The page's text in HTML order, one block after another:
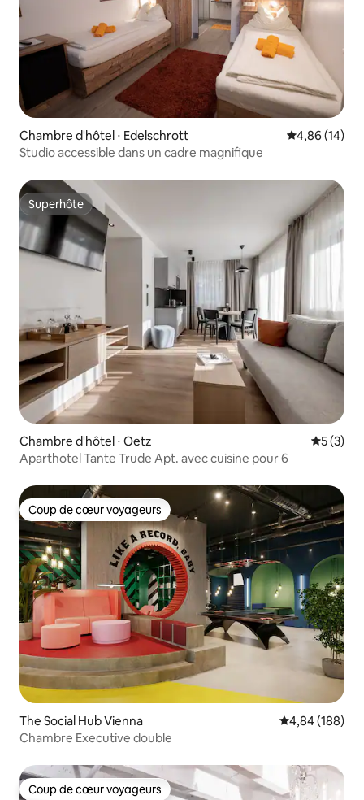
Chambre d'hôtel ⋅ Edelschrott Évaluation
4,86 (14)
Studio accessible dans un cadre magnifique
Superhôte
Superhôte
Chambre d'hôtel ⋅ Oetz
5 (3)
Aparthotel Tante Trude Apt. avec cuisine pour 6
Coup de cœur voyageurs
Coup de cœur voyageurs
The Social Hub Vienna Évaluation
4,84 (188)
Chambre Executive double
Coup de cœur voyageurs
Coup de cœur voyageurs